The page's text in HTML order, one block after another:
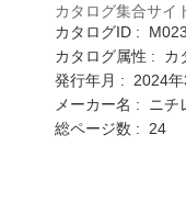
カタログ集合サイ
カタログID :
カタログ属性 : カ
発行年月 : 2024年
メーカー名 : ニチ
総ページ数 : 24